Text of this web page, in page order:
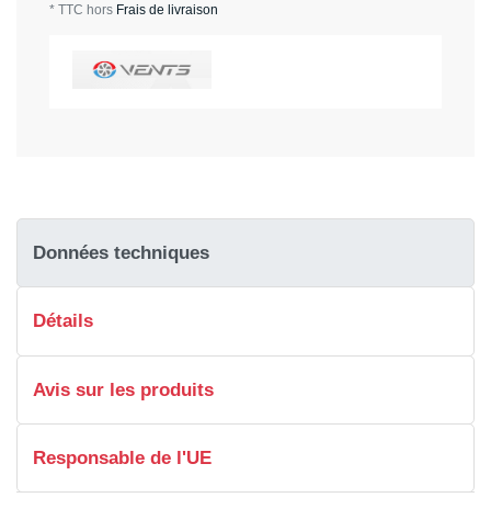
* TTC hors Frais de livraison
Données techniques
Détails
Avis sur les produits
Responsable de l'UE